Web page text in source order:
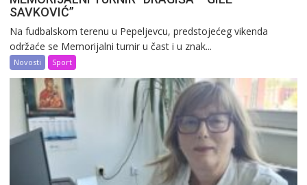
SAVKOVIĆ”
Na fudbalskom terenu u Pepeljevcu, predstojećeg vikenda
održaće se Memorijalni turnir u čast i u znak...
Novosti Sport